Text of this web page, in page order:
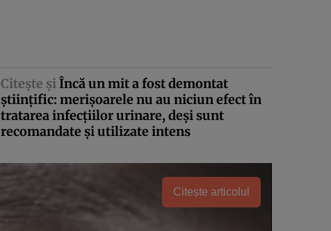
Citeşte şiÎncă un mit a fost demontat
ştiinţific: merişoarele nu au niciun efect în
tratarea infecţiilor urinare, deşi sunt
recomandate şi utilizate intens
Citește articolul